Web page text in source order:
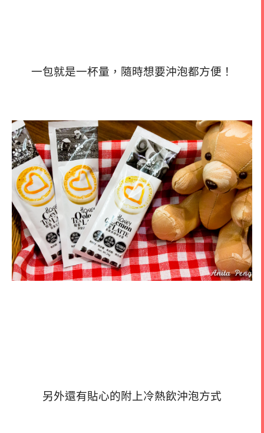
一包就是一杯量，隨時想要沖泡都方便！
另外還有貼心的附上冷熱飲沖泡方式